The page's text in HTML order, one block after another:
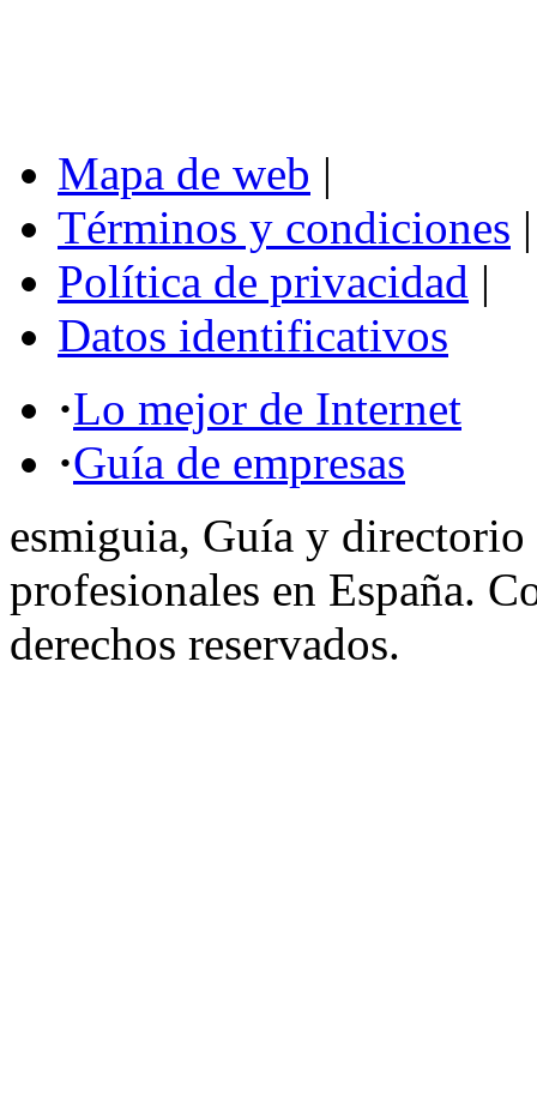
Mapa de web |
Términos y condiciones |
Política de privacidad |
Datos identificativos
·Lo mejor de Internet
·Guía de empresas
esmiguia, Guía y directorio
profesionales en España.
derechos reservados.